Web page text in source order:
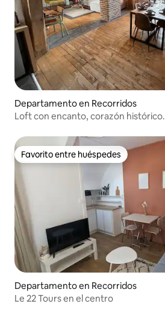
Departamento en Recorridos
Loft con encanto, corazón histórico.
Favorito entre huéspedes
Favorito entre huéspedes
Departamento en Recorridos
Le 22 Tours en el centro